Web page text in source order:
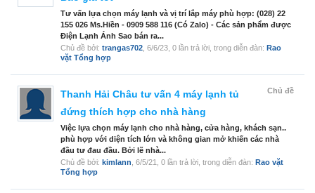
Tư vấn lựa chọn máy lạnh và vị trí lắp máy phù hợp: (028) 22
155 026 Ms.Hiền - 0909 588 116 (Có Zalo) - Các sản phẩm được
Điện Lạnh Ánh Sao bán ra...
Chủ đề bởi: trangas702 6/6/23 , 0 lần trả lời, trong diễn đàn: Rao
vặt Tổng hợp
Chủ đề
Thanh Hải Châu tư vấn 4 máy lạnh tủ
đứng thích hợp cho nhà hàng
Việc lựa chọn máy lạnh cho nhà hàng, cửa hàng, khách sạn..
phù hợp với diện tích lớn và không gian mở khiến các nhà
đầu tư đau đầu. Bởi lẽ nhà...
Chủ đề bởi: kimlann 6/5/21 , 0 lần trả lời, trong diễn đàn: Rao vặt
Tổng hợp